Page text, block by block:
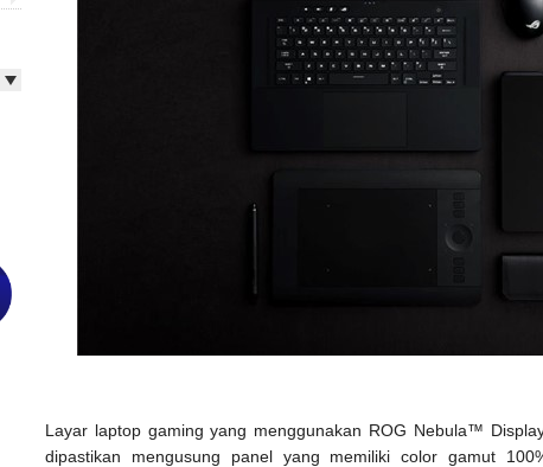
Layar laptop gaming yang menggunakan ROG Nebula™
dipastikan mengusung panel yang memiliki color gamut